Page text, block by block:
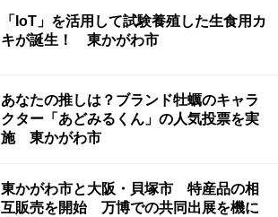
「IoT」を活用して試験養殖した生食用カ
キが誕生！ 東かがわ市
あなたの推しは？ブランド牡蠣のキャラ
クター「あどみるくん」の人気投票を実
施 東かがわ市
東かがわ市と大阪・貝塚市 特産品の相
互販売を開始 万博での共同出展を機に